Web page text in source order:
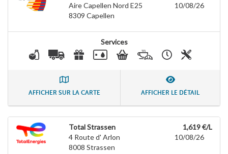
Aire Capellen Nord E25
8309 Capellen
10/08/26
Services
AFFICHER SUR LA CARTE AFFICHER LE DÉTAIL
Total Strassen
4 Route d' Arlon
8008 Strassen
1,619 €/L
10/08/26